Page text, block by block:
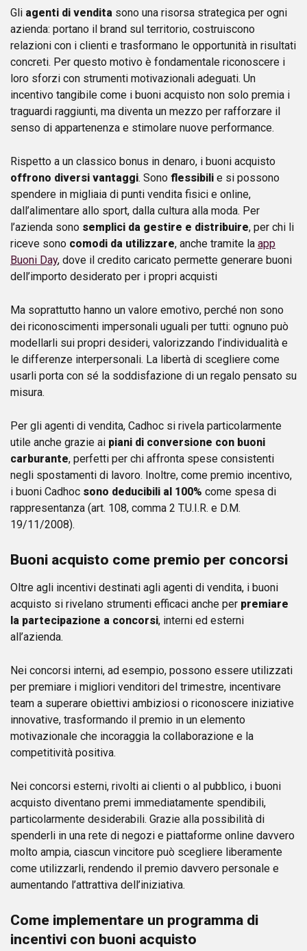
Gli agenti di vendita sono una risorsa strategica per ogni
azienda: portano il brand sul territorio, costruiscono
relazioni con i clienti e trasformano le opportunità in risultati
concreti. Per questo motivo è fondamentale riconoscere i
loro sforzi con strumenti motivazionali adeguati. Un
incentivo tangibile come i buoni acquisto non solo premia i
traguardi raggiunti, ma diventa un mezzo per rafforzare il
senso di appartenenza e stimolare nuove performance.
Rispetto a un classico bonus in denaro, i buoni acquisto
offrono diversi vantaggi. Sono flessibili e si possono
spendere in migliaia di punti vendita fisici e online,
dall’alimentare allo sport, dalla cultura alla moda. Per
l’azienda sono semplici da gestire e distribuire, per chi li
riceve sono comodi da utilizzare, anche tramite la app
Buoni Day, dove il credito caricato permette generare buoni
dell’importo desiderato per i propri acquisti
Ma soprattutto hanno un valore emotivo, perché non sono
dei riconoscimenti impersonali uguali per tutti: ognuno può
modellarli sui propri desideri, valorizzando l’individualità e
le differenze interpersonali. La libertà di scegliere come
usarli porta con sé la soddisfazione di un regalo pensato su
misura.
Per gli agenti di vendita, Cadhoc si rivela particolarmente
utile anche grazie ai piani di conversione con buoni
carburante, perfetti per chi affronta spese consistenti
negli spostamenti di lavoro. Inoltre, come premio incentivo,
i buoni Cadhoc sono deducibili al 100% come spesa di
rappresentanza (art. 108, comma 2 T.U.I.R. e D.M.
19/11/2008).
Buoni acquisto come premio per concorsi
Oltre agli incentivi destinati agli agenti di vendita, i buoni
acquisto si rivelano strumenti efficaci anche per premiare
la partecipazione a concorsi, interni ed esterni
all’azienda.
Nei concorsi interni, ad esempio, possono essere utilizzati
per premiare i migliori venditori del trimestre, incentivare
team a superare obiettivi ambiziosi o riconoscere iniziative
innovative, trasformando il premio in un elemento
motivazionale che incoraggia la collaborazione e la
competitività positiva.
Nei concorsi esterni, rivolti ai clienti o al pubblico, i buoni
acquisto diventano premi immediatamente spendibili,
particolarmente desiderabili. Grazie alla possibilità di
spenderli in una rete di negozi e piattaforme online davvero
molto ampia, ciascun vincitore può scegliere liberamente
come utilizzarli, rendendo il premio davvero personale e
aumentando l’attrattiva dell’iniziativa.
Come implementare un programma di
incentivi con buoni acquisto